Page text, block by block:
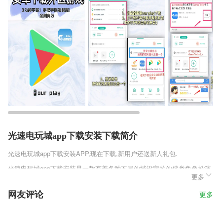
光速电玩城app下载安装下载简介
光速电玩城app下载安装APP,现在下载,新用户还送新人礼包.
光速电玩城app下载安装是一款有着各种不同仙域设定的仙侠类角色扮演
手机游戏，你将成为这个世界中的特殊存在，符合各种不同的顶尖体质，
有着过人的根骨和悟性。木秀成林风必摧之，你将成为所有门派追杀的对
象，通过这些特殊的存在来体验更多独有的玩法。
更多
网友评论 更多